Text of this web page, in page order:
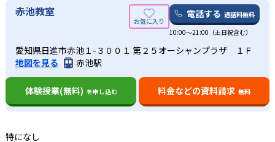
思考力を鍛えられるが、対象科目は算数だけとなる。
りんご塾（明光義塾内）は公式サイトにて、合格実績を公
開していない。気になる方は近くの教室に問い合わせを。
赤池教室 電話する 通話料無料
10:00〜21:00（土日祝含む）
愛知県日進市赤池１-３００１ 第２５オーシャンプラザ １Ｆ
地図を見る
赤池駅
体験授業(無料) を申し込む 料金などの資料請求 無料
特になし